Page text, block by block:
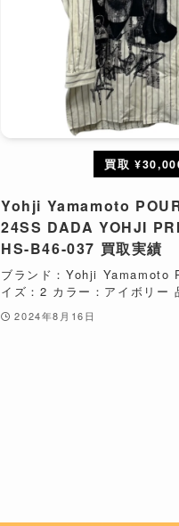
買取
Yohji Yamamoto
24SS DADA YOHJI
HS-B46-037 買取実績
ブランド：Yohji Yamamoto
イズ：2 カラー：アイボリー
2024年8月16日